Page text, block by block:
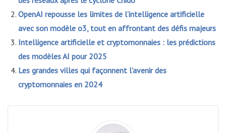
OpenAI repousse les limites de l’intelligence artificielle
avec son modèle o3, tout en affrontant des défis majeurs
Intelligence artificielle et cryptomonnaies : les prédictions
des modèles AI pour 2025
Les grandes villes qui façonnent l’avenir des
cryptomonnaies en 2024